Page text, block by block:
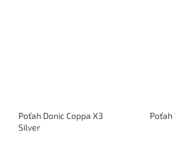
Poťah Donic Coppa X3
Silver
Poťah